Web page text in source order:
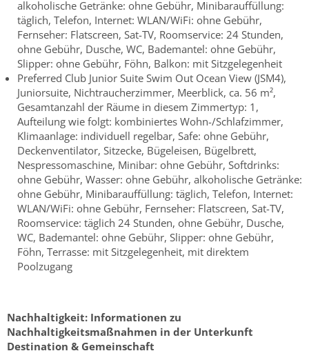
alkoholische Getränke: ohne Gebühr, Minibarauffüllung:
täglich, Telefon, Internet: WLAN/WiFi: ohne Gebühr,
Fernseher: Flatscreen, Sat-TV, Roomservice: 24 Stunden,
ohne Gebühr, Dusche, WC, Bademantel: ohne Gebühr,
Slipper: ohne Gebühr, Föhn, Balkon: mit Sitzgelegenheit
Preferred Club Junior Suite Swim Out Ocean View (JSM4),
Juniorsuite, Nichtraucherzimmer, Meerblick, ca. 56 m²,
Gesamtanzahl der Räume in diesem Zimmertyp: 1,
Aufteilung wie folgt: kombiniertes Wohn-/Schlafzimmer,
Klimaanlage: individuell regelbar, Safe: ohne Gebühr,
Deckenventilator, Sitzecke, Bügeleisen, Bügelbrett,
Nespressomaschine, Minibar: ohne Gebühr, Softdrinks:
ohne Gebühr, Wasser: ohne Gebühr, alkoholische Getränke:
ohne Gebühr, Minibarauffüllung: täglich, Telefon, Internet:
WLAN/WiFi: ohne Gebühr, Fernseher: Flatscreen, Sat-TV,
Roomservice: täglich 24 Stunden, ohne Gebühr, Dusche,
WC, Bademantel: ohne Gebühr, Slipper: ohne Gebühr,
Föhn, Terrasse: mit Sitzgelegenheit, mit direktem
Poolzugang
Nachhaltigkeit: Informationen zu
Nachhaltigkeitsmaßnahmen in der Unterkunft
Destination & Gemeinschaft